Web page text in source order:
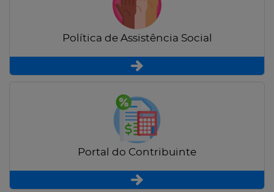
Política de Assistência Social
Portal do Contribuinte